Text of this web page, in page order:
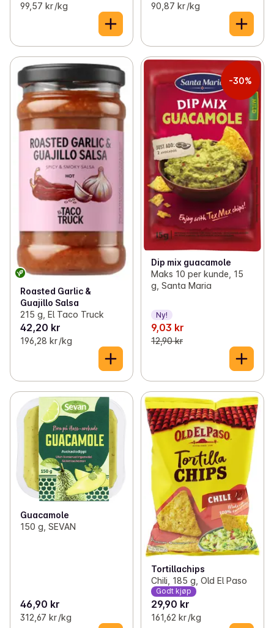
99,57 kr /kg 90,87 kr /kg
Roasted Garlic &
Guajillo Salsa
215 g, El Taco Truck
42,20 kr
196,28 kr /kg
-30%
Dip mix guacamole
Maks 10 per kunde, 15
g, Santa Maria
Ny!
9,03 kr
12,90 kr
Guacamole
150 g, SEVAN
46,90 kr
312,67 kr /kg
Tortillachips
Chili, 185 g, Old El Paso
Godt kjøp
29,90 kr
161,62 kr /kg